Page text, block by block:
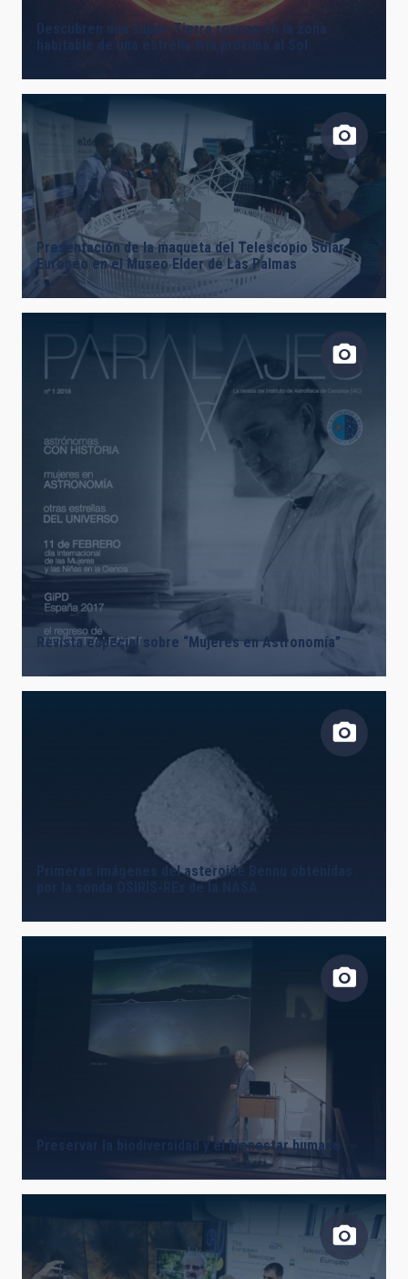
Descubren una super-Tierra rocosa en la zona
Presentación de la maqueta del Telescopio Solar
Europeo en el Museo Elder de Las Palmas
Revista especial sobre “Mujeres en Astronomía”
Primeras imágenes del asteroide Bennu obtenidas
Preservar la biodiversidad y el bienestar humano